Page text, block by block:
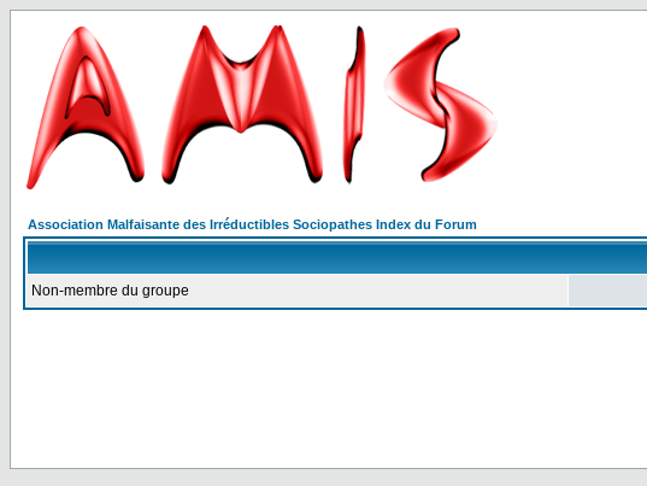
Association Malfaisante des Irréductibles Sociopathes Index du Forum
Non-membre du groupe